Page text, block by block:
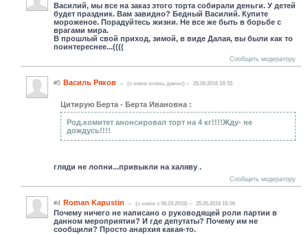
Василий, мы все на заказ этого торта собирали деньги. У детей
будет праздник. Вам завидно? Бедный Василий. Купите
мороженое. Порадуйтесь жизни. Не все же быть в борьбе с
врагами мира.
В прошлый свой приход, зимой, в виде Далая, вы были как то
поинтереснее...((((
Сообщить модератору
#5 Василь Ряков (c нами очень давно) 25.05.2016 18:33
Цитирую Берта - Берта Ивановна :
Род.комитет анонсировал торт на 4 кг!!!!Жду- не
дождусь!!!!
гляди не лопни...привыкли на халяву .
Сообщить модератору
#4 Roman Kapustin (c нами с 06.03.2015) 25.05.2016 15:06
Почему ничего не написано о руководящей роли партии в
данном мероприятии? И где депутаты? Почему им не
сообщили? Просто анархия какая-то.